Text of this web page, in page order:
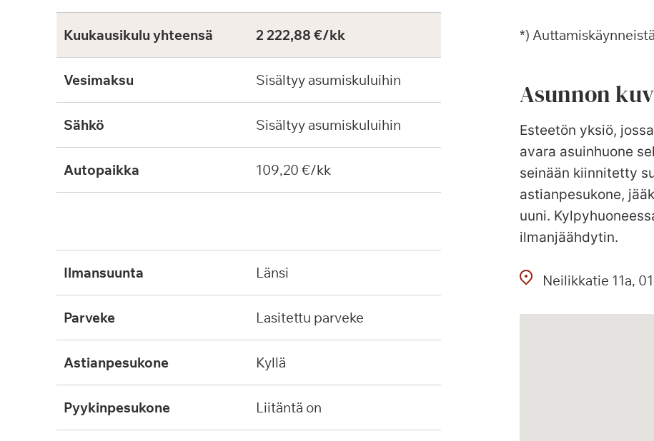
Kuukausikulu yhteensä 2 222,88 €/kk
Vesimaksu Sisältyy asumiskuluihin
Sähkö Sisältyy asumiskuluihin
Autopaikka 109,20 €/kk
ilmansuunta länsi
parveke lasitettu parveke
astianpesukone kyllä
pyykinpesukone liitäntä on
*)
Asunnon
Esteetön yksiö,
avara asuinhuone
seinään kiinnitetty
astianpesukone,
uuni.
ilmanjäähdytin.
Neilikkatie 11a